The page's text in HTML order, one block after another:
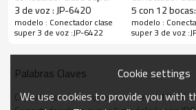
3 de voz : JP-6420
modelo : Conectador clase
super 3 de voz :JP-6422
5 con 12
modelo :
super 3 de voz
Palabras Claves
Conectador clase super 5 modelo 110 IDC
Cookie settings
We use cookies to provide you with